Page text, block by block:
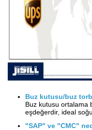
Buz kutusu/buz
Buz kutusu ortalama
eşdeğerdir, ideal
"SAP" ve "CMC"